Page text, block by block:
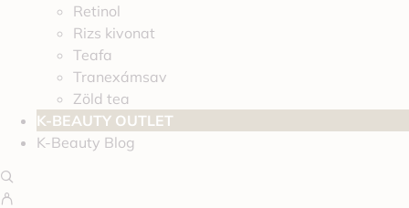
Retinol
Rizs kivonat
Teafa
Tranexámsav
Zöld tea
K-BEAUTY OUTLET
K-Beauty Blog